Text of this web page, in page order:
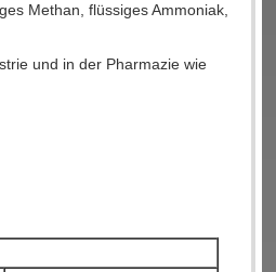
Methan, flüssiges Ammoniak,
und in der Pharmazie wie